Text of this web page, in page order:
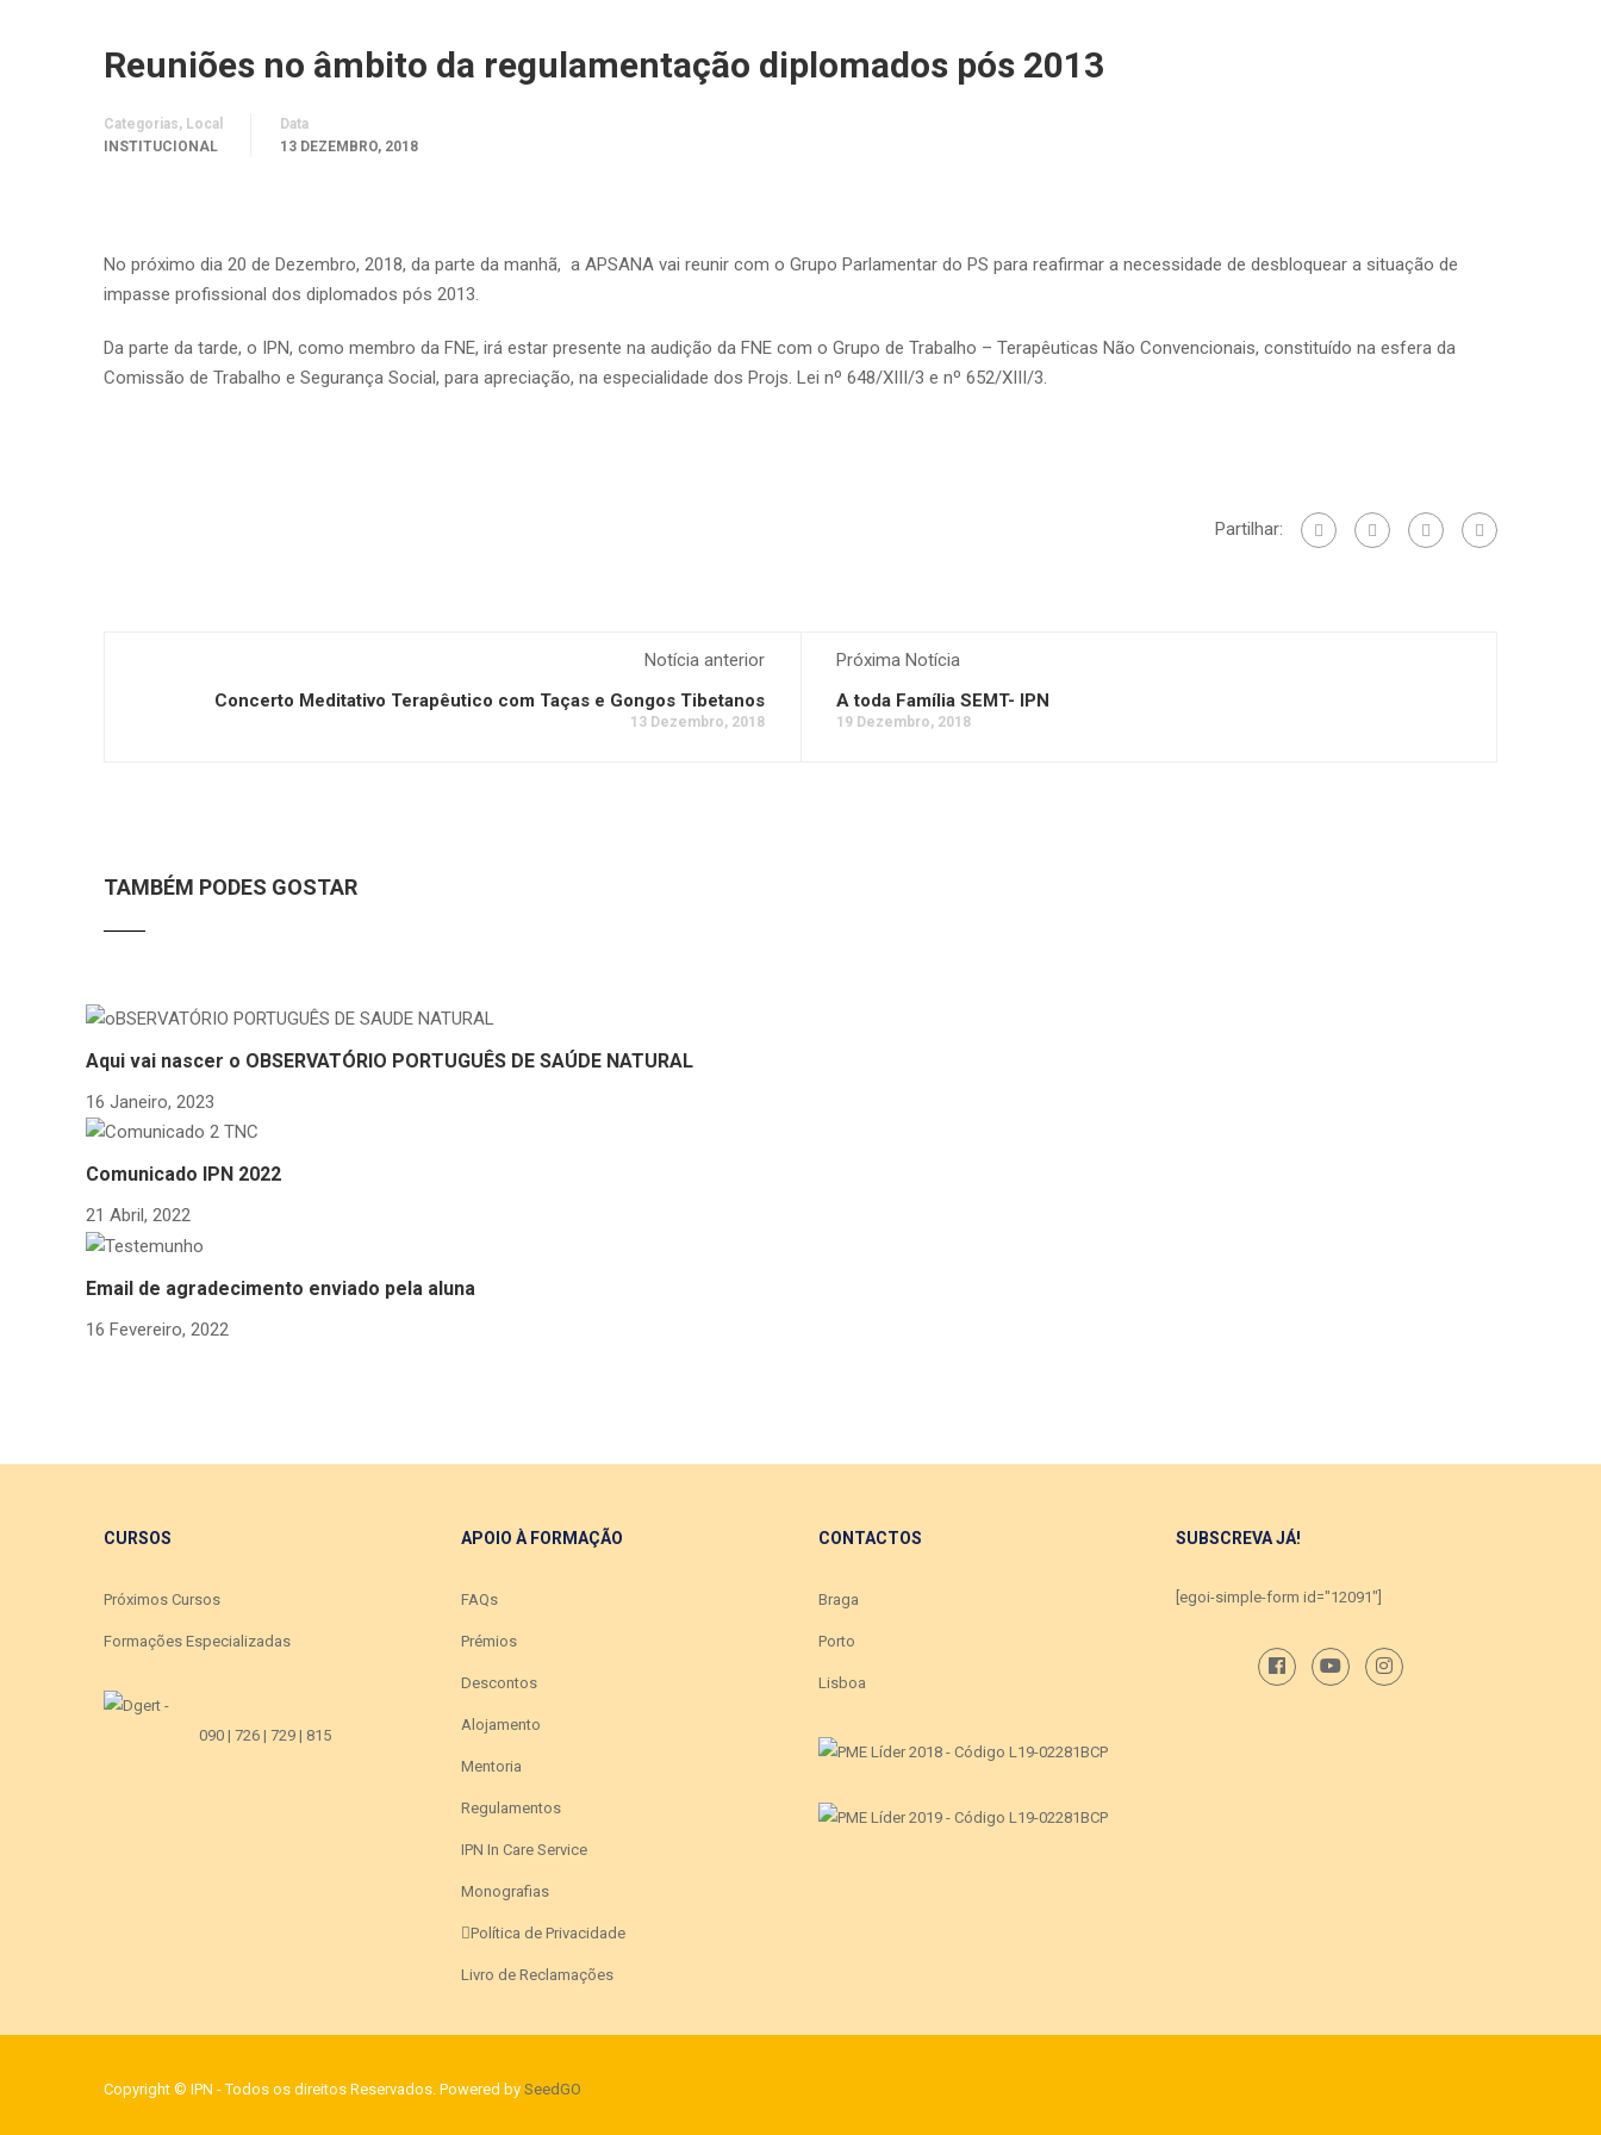
Reuniões no âmbito da regulamentação diplomados pós 2013
Categorias, Local
INSTITUCIONAL
Data
13 DEZEMBRO, 2018
No próximo dia 20 de Dezembro, 2018, da parte da manhã, a APSANA vai reunir com o Grupo Parlamentar do PS para reafirmar a necessidade de desbloquear a situação de
impasse profissional dos diplomados pós 2013.
Da parte da tarde, o IPN, como membro da FNE, irá estar presente na audição da FNE com o Grupo de Trabalho – Terapêuticas Não Convencionais, constituído na esfera da
Comissão de Trabalho e Segurança Social, para apreciação, na especialidade dos Projs. Lei nº 648/XIII/3 e nº 652/XIII/3.
Partilhar:
Notícia anterior
Concerto Meditativo Terapêutico com Taças e Gongos Tibetanos
13 Dezembro, 2018
Próxima Notícia
A toda Família SEMT- IPN
19 Dezembro, 2018
TAMBÉM PODES GOSTAR
Aqui vai nascer o OBSERVATÓRIO PORTUGUÊS DE SAÚDE NATURAL
16 Janeiro, 2023
Comunicado IPN 2022
21 Abril, 2022
Email de agradecimento enviado pela aluna
16 Fevereiro, 2022
CURSOS
Próximos Cursos
Formações Especializadas
090 | 726 | 729 | 815
APOIO À FORMAÇÃO
FAQs
Prémios
Descontos
Alojamento
Mentoria
Regulamentos
IPN In Care Service
Monografias
Política de Privacidade
Livro de Reclamações
CONTACTOS
Braga
Porto
Lisboa
SUBSCREVA JÁ!
[egoi-simple-form id="12091"]
Copyright © IPN - Todos os direitos Reservados. Powered by SeedGO